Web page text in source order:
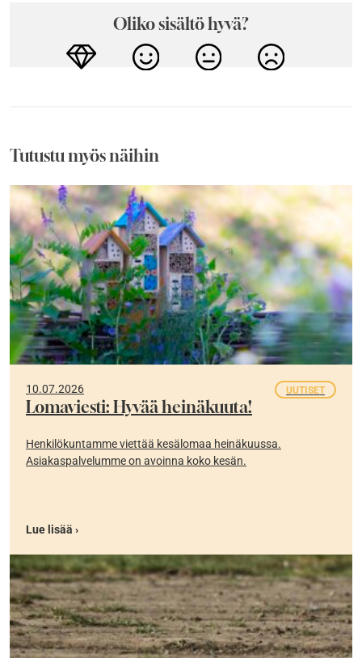
Oliko sisältö hyvä?
Tutustu myös näihin
10.07.2026 UUTISET
Lomaviesti: Hyvää heinäkuuta!
Henkilökuntamme viettää kesälomaa heinäkuussa.
Asiakaspalvelumme on avoinna koko kesän.
Lue lisää ›